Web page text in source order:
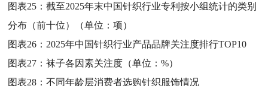
图表25：截至2025年末中国针织行业专利按小组统计的类别
分布（前十位）（单位：项）
图表26： 2025年中国针织行业产品品牌关注度排行TOP10
图表27：袜子各因素关注度（单位：%）
图表28：不同年龄层消费者选购针织服饰情况